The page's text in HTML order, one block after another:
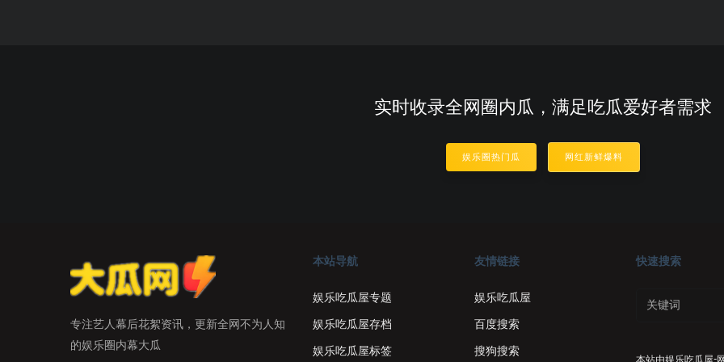
实时收录全网圈内瓜，满足吃瓜爱好者需求
娱乐圈热门瓜 网红新鲜爆料
专注艺人幕后花絮资讯，更新全网不为人知
的娱乐圈内幕大瓜
本站导航
娱乐吃瓜屋专题
娱乐吃瓜屋存档
娱乐吃瓜屋标签
友情链接
娱乐吃瓜屋
百度搜索
搜狗搜索
快速搜索
本站由娱乐吃瓜屋-